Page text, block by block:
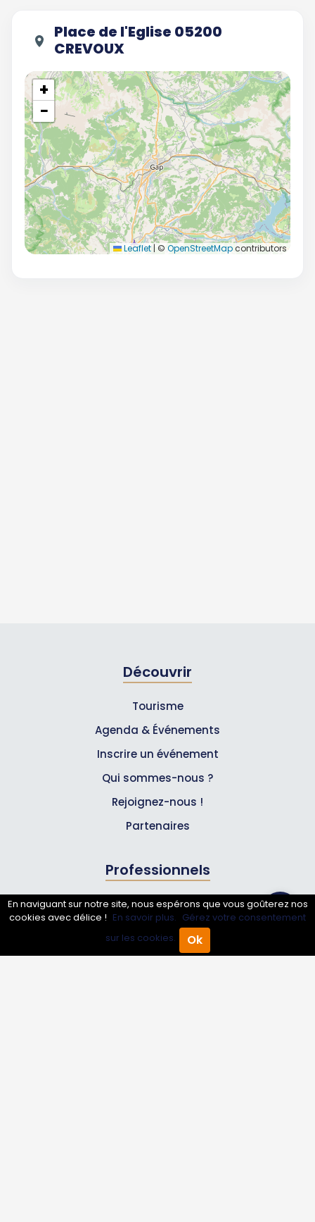
Annuaire Pro Agenda
Place de l'Eglise 05200
CREVOUX
+
−
Leaflet | © OpenStreetMapcontributors
Découvrir
Tourisme
Agenda & Événements
Inscrire un événement
Qui sommes-nous ?
Rejoignez-nous !
Partenaires
Professionnels
Annuaire pro
Inscrire mon entreprise
Les Abonnements Pros
En naviguant sur notre site, nous espérons que vous goûterez nos
cookies avec délice ! En savoir plus. Gérez votre consentement
sur les cookies.
Ok